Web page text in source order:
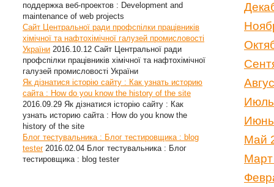
поддержка веб-проектов : Development and
maintenance of web projects
Сайт Центральної ради профспілки працівників
хімічної та нафтохімічної галузей промисловості
України 2016.10.12 Сайт Центральної ради
профспілки працівників хімічної та нафтохімічної
галузей промисловості України
Як дізнатися історію сайту : Как узнать историю
сайта : How do you know the history of the site
2016.09.29 Як дізнатися історію сайту : Как
узнать историю сайта : How do you know the
history of the site
Блог тестувальника : Блог тестировщика : blog
tester 2016.02.04 Блог тестувальника : Блог
тестировщика : blog tester
Май